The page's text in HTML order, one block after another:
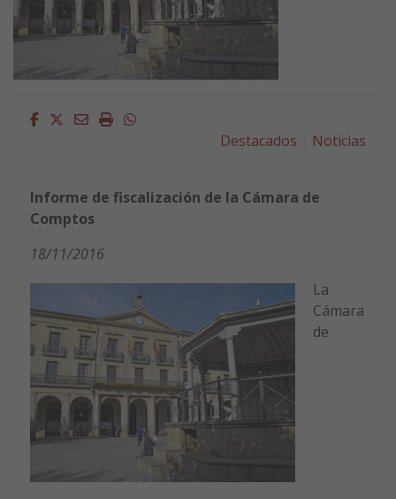
Facebook
Twitter
EmailImprimirWhatsapp
Destacados
Noticias
Informe de fiscalización de la Cámara de
Comptos
18/11/2016
La
Cámara
de